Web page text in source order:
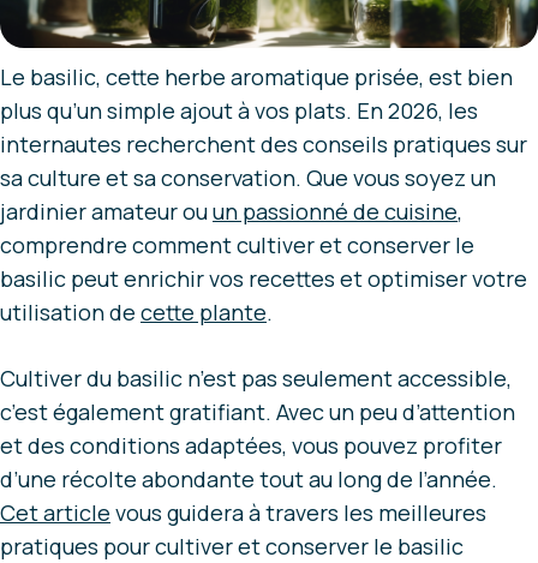
Le basilic, cette herbe aromatique prisée, est bien
plus qu’un simple ajout à vos plats. En 2026, les
internautes recherchent des conseils pratiques sur
sa culture et sa conservation. Que vous soyez un
jardinier amateur ouun passionné de cuisine,
comprendre comment cultiver et conserver le
basilic peut enrichir vos recettes et optimiser votre
utilisation de cette plante.
Cultiver du basilic n’est pas seulement accessible,
c’est également gratifiant. Avec un peu d’attention
et des conditions adaptées, vous pouvez profiter
d’une récolte abondante tout au long de l’année.
Cet article vous guidera à travers les meilleures
pratiques pour cultiver et conserver le basilic